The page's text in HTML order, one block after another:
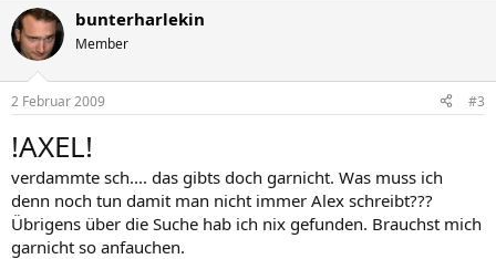
bunterharlekin
Member
2 Februar 2009 #3
!AXEL!
verdammte sch.... das gibts doch garnicht. Was muss ich
denn noch tun damit man nicht immer Alex schreibt???
Übrigens über die Suche hab ich nix gefunden. Brauchst mich
garnicht so anfauchen.